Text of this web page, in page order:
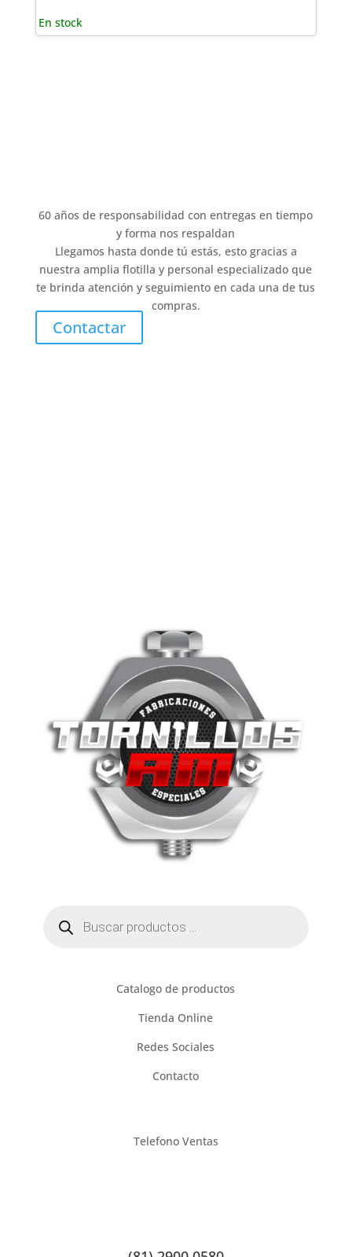
En stock
60 años de responsabilidad con entregas en tiempo
y forma nos respaldan
Llegamos hasta donde tú estás, esto gracias a
nuestra amplia flotilla y personal especializado que
te brinda atención y seguimiento en cada una de tus
compras.
Contactar
productos
Catalogo de productos
Tienda Online
Redes Sociales
Contacto
Telefono Ventas